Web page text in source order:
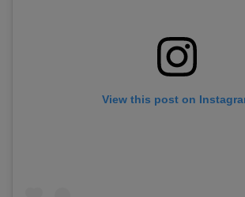
View this post on